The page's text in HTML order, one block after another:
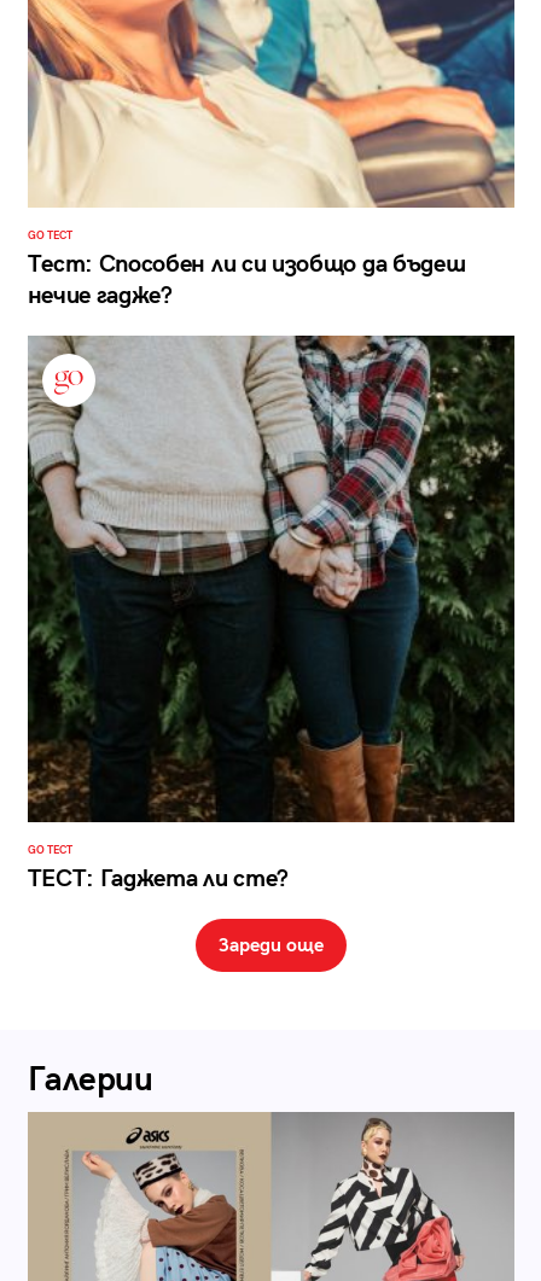
GO ТЕСТ
Тест: Способен ли си изобщо да бъдеш
нечие гадже?
GO ТЕСТ
ТЕСТ: Гаджета ли сте?
Зареди още
Галерии